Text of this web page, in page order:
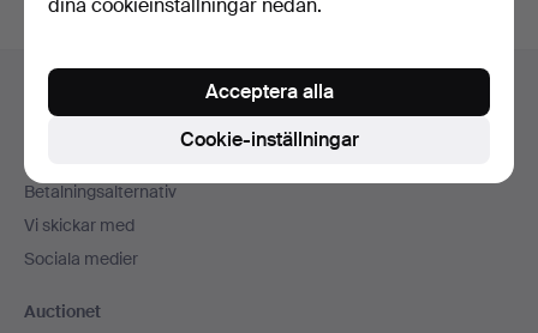
Sidfotsnavigation
Betalningsalternativ
Vi skickar med
Sociala medier
Auctionet
Cookie-inställningar
Acceptera alla